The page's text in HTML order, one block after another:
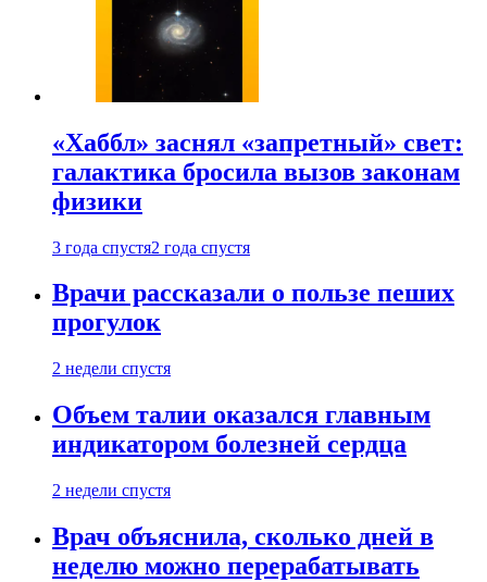
«Хаббл» заснял «запретный» свет:
галактика бросила вызов законам
физики
3 года спустя2 года спустя
Врачи рассказали о пользе пеших
прогулок
2 недели спустя
Объем талии оказался главным
индикатором болезней сердца
2 недели спустя
Врач объяснила, сколько дней в
неделю можно перерабатывать